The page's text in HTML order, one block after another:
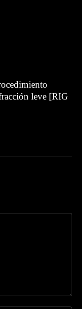
leve [RIG